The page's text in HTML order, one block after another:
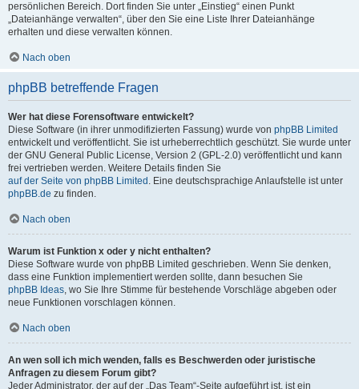
persönlichen Bereich. Dort finden Sie unter „Einstieg“ einen Punkt
„Dateianhänge verwalten“, über den Sie eine Liste Ihrer Dateianhänge
erhalten und diese verwalten können.
Nach oben
phpBB betreffende Fragen
Wer hat diese Forensoftware entwickelt?
Diese Software (in ihrer unmodifizierten Fassung) wurde von phpBB Limited
entwickelt und veröffentlicht. Sie ist urheberrechtlich geschützt. Sie wurde unter
der GNU General Public License, Version 2 (GPL-2.0) veröffentlicht und kann
frei vertrieben werden. Weitere Details finden Sie
auf der Seite von phpBB Limited . Eine deutschsprachige Anlaufstelle ist unter
phpBB.de zu finden.
Nach oben
Warum ist Funktion x oder y nicht enthalten?
Diese Software wurde von phpBB Limited geschrieben. Wenn Sie denken,
dass eine Funktion implementiert werden sollte, dann besuchen Sie
phpBB Ideas, wo Sie Ihre Stimme für bestehende Vorschläge abgeben oder
neue Funktionen vorschlagen können.
Nach oben
An wen soll ich mich wenden, falls es Beschwerden oder juristische
Anfragen zu diesem Forum gibt?
Jeder Administrator, der auf der „Das Team“-Seite aufgeführt ist, ist ein